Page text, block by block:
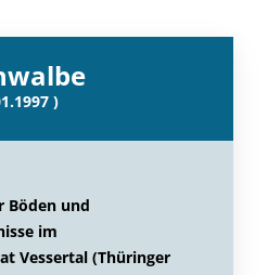
)
Böden und
im
Vessertal (Thüringer